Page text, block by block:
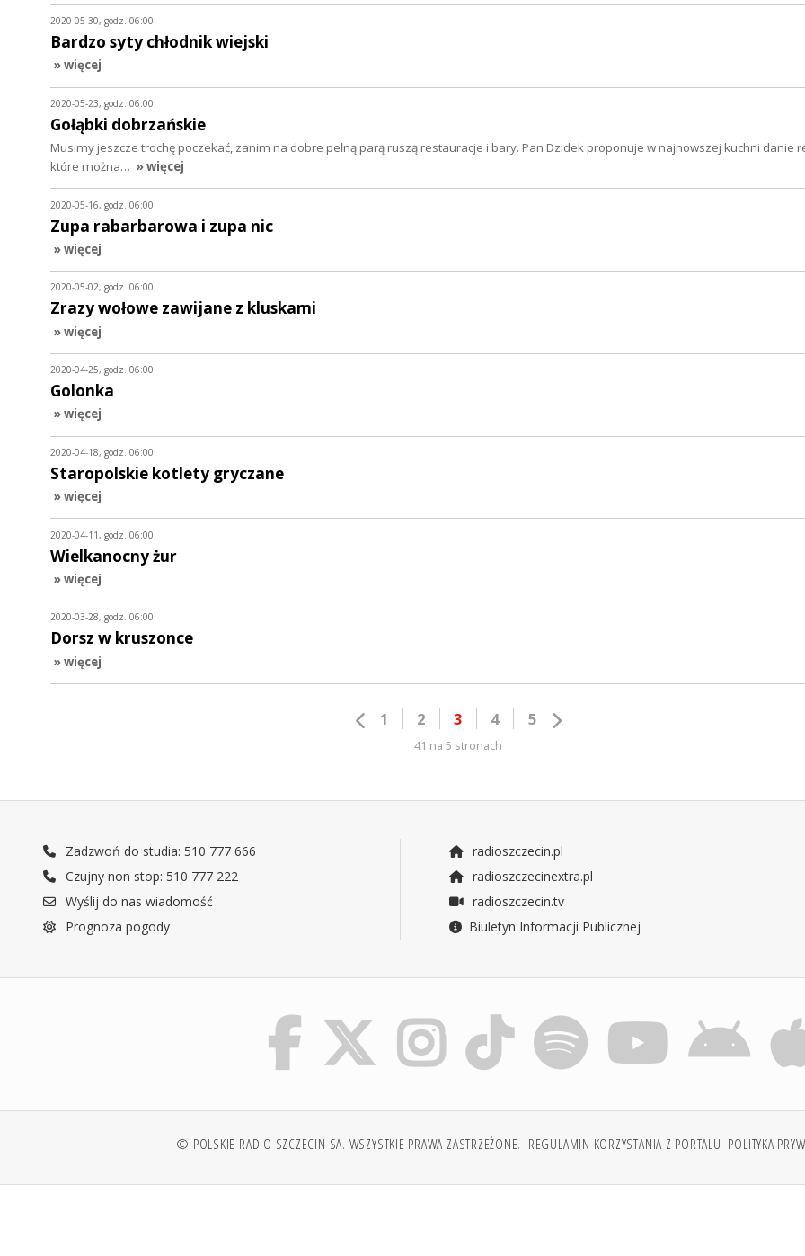
2020-05-30, godz. 06:00
Bardzo syty chłodnik wiejski
» więcej
2020-05-23, godz. 06:00
Gołąbki dobrzańskie
Musimy jeszcze trochę poczekać, zanim na dobre pełną parą ruszą restauracje i bary. Pan Dzidek proponuje w najnowszej kuchni danie
które można… » więcej
2020-05-16, godz. 06:00
Zupa rabarbarowa i zupa nic
» więcej
2020-05-02, godz. 06:00
Zrazy wołowe zawijane z kluskami
» więcej
2020-04-25, godz. 06:00
Golonka
» więcej
2020-04-18, godz. 06:00
Staropolskie kotlety gryczane
» więcej
2020-04-11, godz. 06:00
Wielkanocny żur
» więcej
2020-03-28, godz. 06:00
Dorsz w kruszonce
» więcej
1 2 3 4 5
41 na 5 stronach
Zadzwoń do studia: 510 777 666
Czujny non stop: 510 777 222
Wyślij do nas wiadomość
Prognoza pogody
radioszczecin.pl
radioszczecinextra.pl
radioszczecin.tv
Biuletyn Informacji Publicznej
© POLSKIE RADIO SZCZECIN SA. WSZYSTKIE PRAWA ZASTRZEŻONE. REGULAMIN KORZYSTANIA Z PORTALU POLITYKA